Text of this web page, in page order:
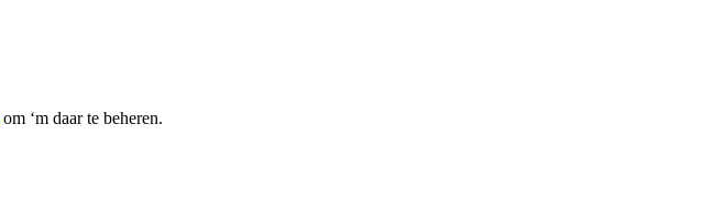
om ‘m daar te beheren.